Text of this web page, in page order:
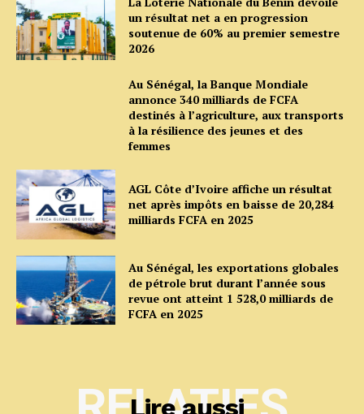
un résultat net a en progression
soutenue de 60% au premier semestre
2026
Au Sénégal, la Banque Mondiale
annonce 340 milliards de FCFA
destinés à l’agriculture, aux transports
à la résilience des jeunes et des
femmes
AGL Côte d’Ivoire affiche un résultat
net après impôts en baisse de 20,284
milliards FCFA en 2025
Au Sénégal, les exportations globales
de pétrole brut durant l’année sous
revue ont atteint 1 528,0 milliards de
FCFA en 2025
Lire aussi